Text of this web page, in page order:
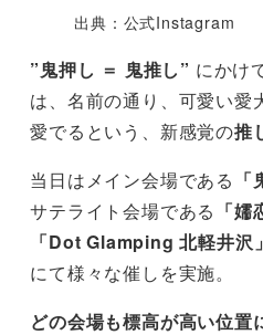
出典：公式Instagram
”鬼押し ＝ 鬼推し” にかけ
は、名前の通り、可愛い愛
愛でるという、新感覚の推
当日はメイン会場である
サテライト会場である 「
「Dot Glamping 北軽井沢
にて様々な催しを実施。
どの会場も標高が高い位置